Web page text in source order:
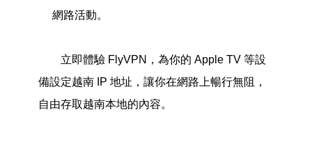
網路活動。
立即體驗 FlyVPN，為你的 Apple TV 等設
備設定越南 IP 地址，讓你在網路上暢行無阻，
自由存取越南本地的內容。